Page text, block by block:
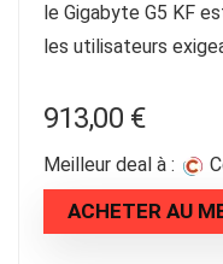
le Gigabyte G5 KF
les utilisateurs
913,00 €
Meilleur deal à :
ACHETER AU